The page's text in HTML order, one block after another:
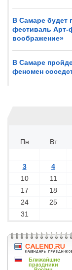
В Самаре будет
фестиваль Арт-
воображение»
В Самаре
феномен
Пн
Вт
3
4
10
11
17
18
24
25
31